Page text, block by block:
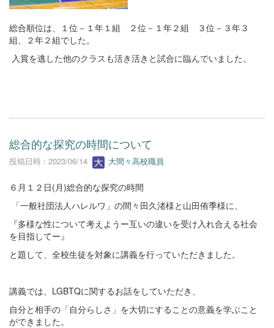
総合順位は、１位－１年１組 ２位－１年２組 ３位－３年３
組、２年２組でした。
入賞を逃した他のクラスも活き活きと試合に臨んでいました。
総合的な探究の時間について
投稿日時 : 2023/06/14 大間々高校職員
６月１２日(月)総合的な探究の時間
「一般社団法人ハレルワ」の間々田久渚様と山田侑季様に、
『多様な性について考えようー互いの違いを受け入れ合える社会
を目指してー』
と題して、全校生徒を対象に講義を行っていただきました。
講義では、LGBTQに関するお話をしていただき、
自分と相手の「自分らしさ」を大切にすることの意義を学ぶこと
ができました。